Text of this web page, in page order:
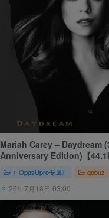
Mariah Carey – Daydream
Anniversary Edition)【
〖OppsUpro专属〗 qobuz
26年7月18日 03:00